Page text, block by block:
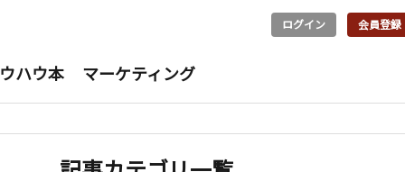
ログイン 会員登録
ハウ本 マーケティング